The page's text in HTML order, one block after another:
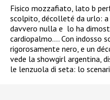
Fisico mozzafiato, lato b
scolpito, décolleté da urlo: a
davvero nulla e lo ha
cardiopalmo…. Con indosso
rigorosamente nero, e un
vede la showgirl argentina,
le lenzuola di seta: lo